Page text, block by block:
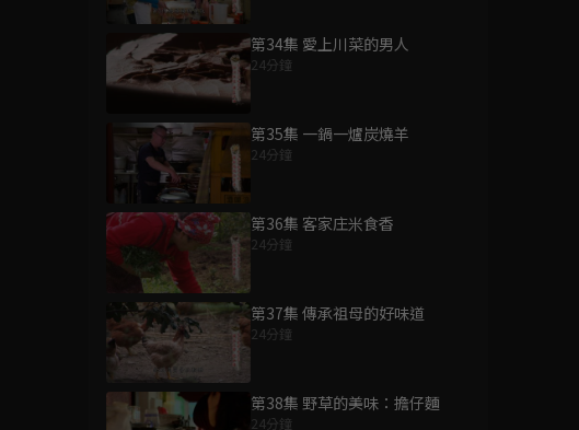
第34集 愛上川菜的男人
24分鐘
第35集 一鍋一爐炭燒羊
24分鐘
第36集 客家庄米食香
24分鐘
第37集 傳承祖母的好味道
24分鐘
第38集 野草的美味：擔仔麵
24分鐘